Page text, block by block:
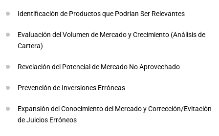
Identificación de Productos que Podrían Ser Relevantes
Evaluación del Volumen de Mercado y Crecimiento (Análisis de
Cartera)
Revelación del Potencial de Mercado No Aprovechado
Prevención de Inversiones Erróneas
Expansión del Conocimiento del Mercado y Corrección/Evitación
de Juicios Erróneos